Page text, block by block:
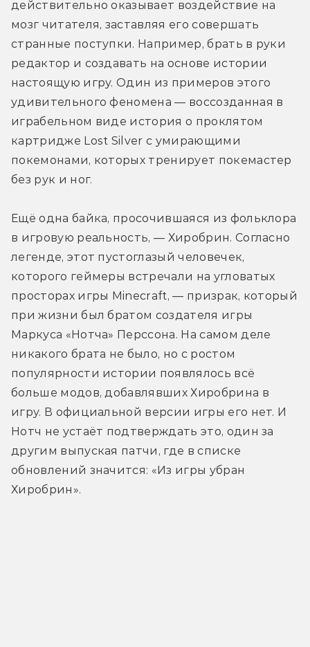
действительно оказывает воздействие на
мозг читателя, заставляя его совершать
странные поступки. Например, брать в руки
редактор и создавать на основе истории
настоящую игру. Один из примеров этого
удивительного феномена — воссозданная в
играбельном виде история о проклятом
картридже Lost Silver с умирающими
покемонами, которых тренирует покемастер
без рук и ног.
Ещё одна байка, просочившаяся из фольклора
в игровую реальность, — Хиробрин. Согласно
легенде, этот пустоглазый человечек,
которого геймеры встречали на угловатых
просторах игры Minecraft, — призрак, который
при жизни был братом создателя игры
Маркуса «Нотча» Перссона. На самом деле
никакого брата не было, но с ростом
популярности истории появлялось всё
больше модов, добавлявших Хиробрина в
игру. В официальной версии игры его нет. И
Нотч не устаёт подтверждать это, один за
другим выпуская патчи, где в списке
обновлений значится: «Из игры убран
Хиробрин».